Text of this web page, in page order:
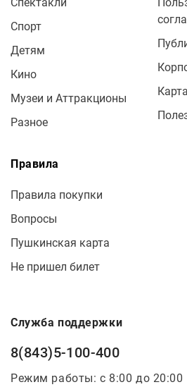
Спорт
Детям
Кино
Музеи и Аттракционы
Разное
Правила
Правила покупки
Вопросы
Пушкинская карта
Не пришел билет
Служба поддержки
8(843)5-100-400
Режим работы: с 8:00 до 20:00